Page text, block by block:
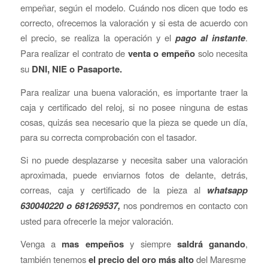
empeñar, según el modelo. Cuándo nos dicen que todo es
correcto, ofrecemos la valoración y si esta de acuerdo con
el precio, se realiza la operación y elpago al instante.
Para realizar el contrato de venta o empeño solo necesita
su DNI, NIE o Pasaporte.
Para realizar una buena valoración, es importante traer la
caja y certificado del reloj, si no posee ninguna de estas
cosas, quizás sea necesario que la pieza se quede un día,
para su correcta comprobación con el tasador.
Si no puede desplazarse y necesita saber una valoración
aproximada, puede enviarnos fotos de delante, detrás,
correas, caja y certificado de la pieza al whatsapp
630040220 o 681269537, nos pondremos en contacto con
usted para ofrecerle la mejor valoración.
Venga a mas empeñosy siempresaldrá ganando,
también tenemosel precio del oro más altodel Maresme